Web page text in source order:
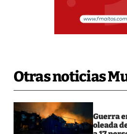
Otras noticias
Guerra
oleada